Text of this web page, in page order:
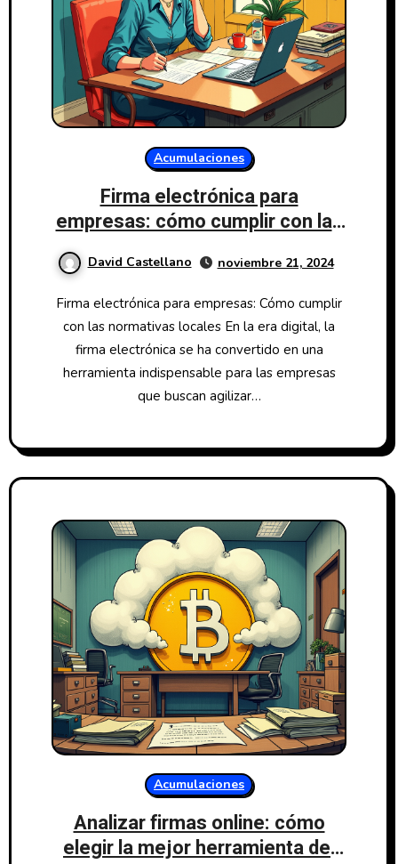
Acumulaciones
Firma electrónica para
empresas: cómo cumplir con las
David Castellano noviembre 21, 2024
Firma electrónica para empresas: Cómo cumplir
con las normativas locales En la era digital, la
firma electrónica se ha convertido en una
herramienta indispensable para las empresas
que buscan agilizar…
Acumulaciones
Analizar firmas online: cómo
elegir la mejor herramienta del